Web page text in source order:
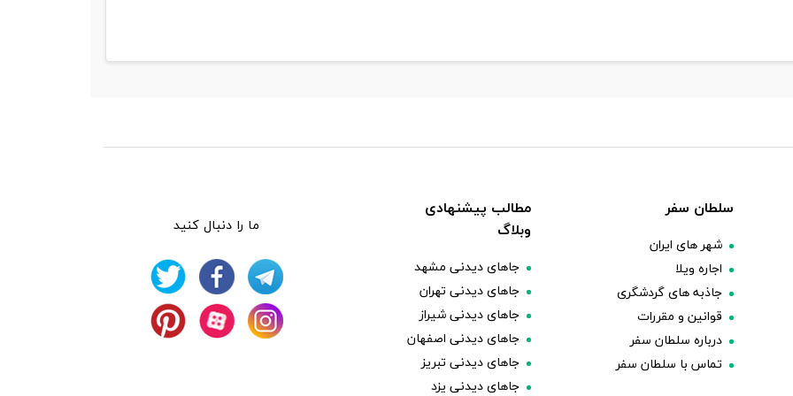
سلطان سفر
شهر های ایران
اجاره ویلا
جاذبه های گردشگری
قوانین و مقررات
درباره سلطان سفر
تماس با سلطان سفر
مطالب پیشنهادی
وبلاگ
جاهای دیدنی مشهد
جاهای دیدنی تهران
جاهای دیدنی شیراز
جاهای دیدنی اصفهان
جاهای دیدنی تبریز
جاهای دیدنی یزد
ما را دنبال کنید